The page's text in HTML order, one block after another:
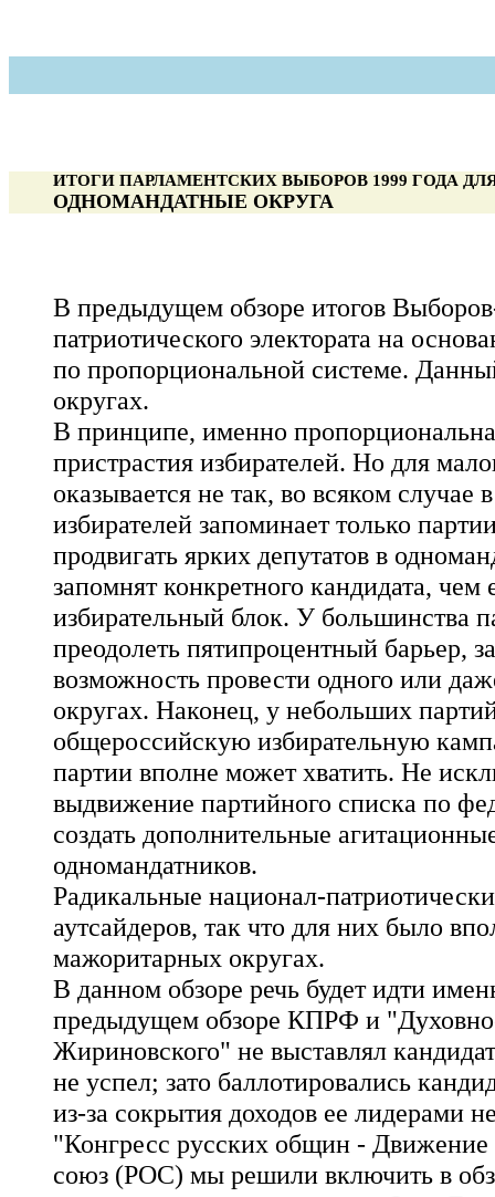
ИТОГИ ПАРЛАМЕНТСКИХ ВЫБОРОВ 1999 ГОДА
ОДНОМАНДАТНЫЕ ОКРУГА
В предыдущем обзоре итогов
патриотического электората на
по пропорциональной системе.
округах.
В принципе, именно
пристрастия избирателей. Но для
оказывается не так, во всяком
избирателей запоминает только
продвигать ярких депутатов в
запомнят конкретного кандидата,
избирательный блок. У большинства
преодолеть пятипроцентный барьер,
возможность провести одного или
округах. Наконец, у небольших
общероссийскую избирательную
партии вполне может хватить. Не
выдвижение партийного списка по
создать дополнительные
одномандатников.
Радикальные национал-
аутсайдеров, так что для них было
мажоритарных округах.
В данном обзоре речь будет идти
предыдущем обзоре КПРФ и "Духовное
Жириновского" не выставлял
не успел; зато баллотировались
из-за сокрытия доходов ее лидерами
"Конгресс русских общин -
союз (РОС) мы решили включить в